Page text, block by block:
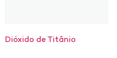
Dióxido de Titânio